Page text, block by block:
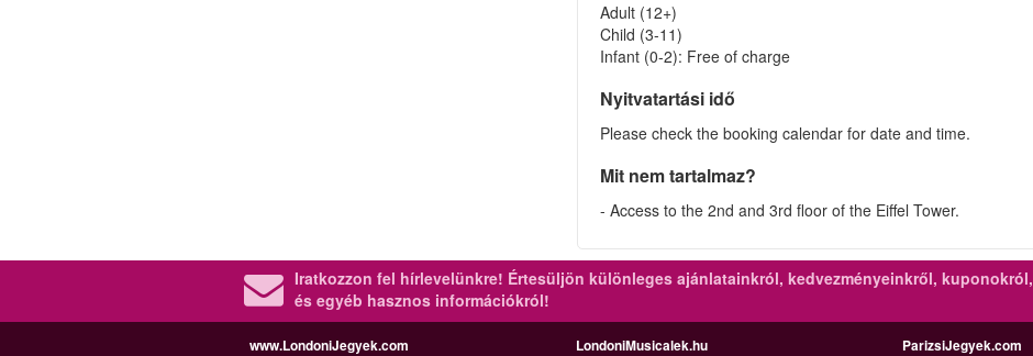
Adult (12+)
Child (3-11)
Infant (0-2): Free of charge
Nyitvatartási idő
Please check the booking calendar for date and time.
Mit nem tartalmaz?
- Access to the 2nd and 3rd floor of the Eiffel Tower.
Iratkozzon fel hírlevelünkre! Értesüljön különleges ajánlatainkról, kedvezményeinkről, kuponokról,
és egyéb hasznos információkról!
www.LondoniJegyek.com LondoniMusicalek.hu ParizsiJegyek.com